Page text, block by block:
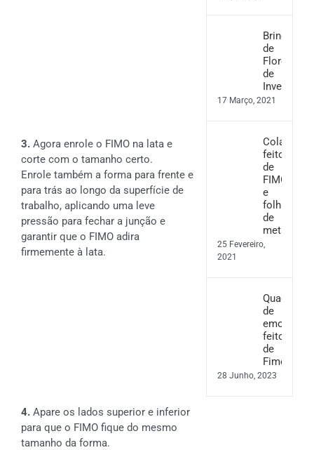
3. Agora enrole o FIMO na lata e
corte com o tamanho certo.
Enrole também a forma para frente e
para trás ao longo da superfície de
trabalho, aplicando uma leve
pressão para fechar a junção e
garantir que o FIMO adira
firmemente à lata.
4. Apare os lados superior e inferior
para que o FIMO fique do mesmo
tamanho da forma.
Brincos
de
Flores
de
Inverno
17 Março, 2021
Colar
feito
de
FIMO
e
folha
de
metal
25 Fevereiro,
2021
Quadro
de
emoções
feito
de
Fimo
28 Junho, 2023